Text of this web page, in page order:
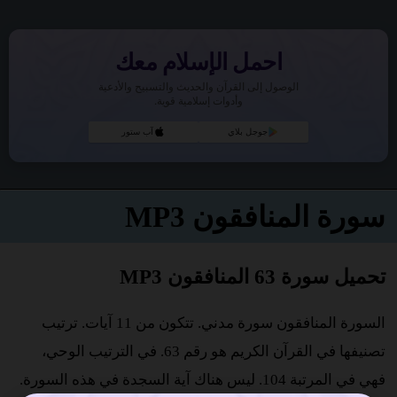
احمل الإسلام معك
الوصول إلى القرآن والحديث والتسبيح والأدعية
وأدوات إسلامية قوية.
جوجل بلاي آب ستور
سورة المنافقون MP3
تحميل سورة 63 المنافقون MP3
السورة المنافقون سورة مدني. تتكون من 11 آيات. ترتيب
تصنيفها في القرآن الكريم هو رقم 63. في الترتيب الوحي،
فهي في المرتبة 104. ليس هناك آية السجدة في هذه السورة.